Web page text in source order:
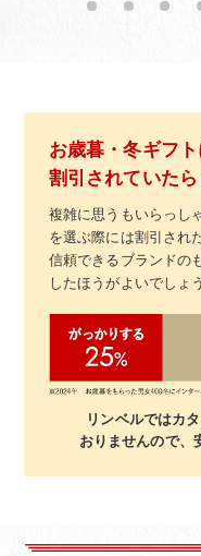
お歳暮・冬ギフ
割引されていたら
複雑に思うもいらっし
を選ぶ際には割引され
信頼できるブランドの
したほうがよいでしょ
リンベルではカ
おりませんので、